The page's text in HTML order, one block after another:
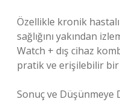
Özellikle kronik
sağlığını yakından
Watch + dış cihaz
pratik ve erişilebilir bir
Sonuç ve Düşünmeye